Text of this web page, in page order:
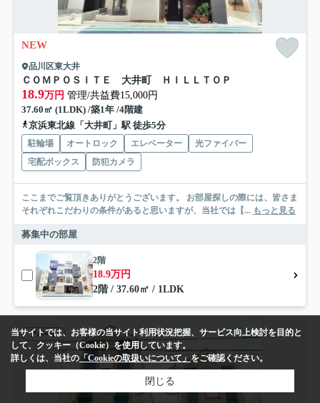
NEW
品川区東大井
ＣＯＭＰＯＳＩＴＥ 大井町 ＨＩＬＬＴＯＰ
18.9万円 管理/共益費15,000円
37.60㎡ (1LDK) /築1年 /4階建
京浜東北線「大井町」駅 徒歩5分
駐輪場 オートロック エレベーター
光ファイバー
宅配ボックス
防犯カメラ
ここまでご覧頂きありがとうございます。 お部屋探しの際には、皆さま
それぞれこだわりの条件があると思いますが、当社では【... もっと見る
募集中の部屋
2階
18.9万円
2階 / 37.60㎡ / 1LDK
アパート
当サイトでは、お客様の当サイト利用状況把握、サービス向上検討を目的と
して、クッキー（Cookie）を使用しています。
詳しくは、当社の 「Cookieの取扱いについて」 をご確認ください。
閉じる